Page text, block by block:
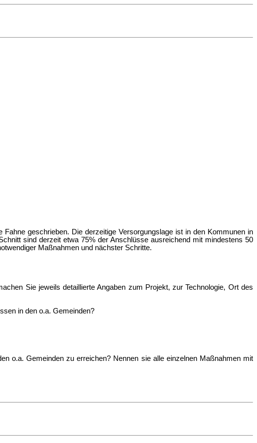
geschrieben. Die derzeitige Versorgungslage ist in den Kommunen in
sind derzeit etwa 75% der Anschlüsse ausreichend mit mindestens 50
Maßnahmen und nächster Schritte.
Sie jeweils detaillierte Angaben zum Projekt, zur Technologie, Ort des
in den o.a. Gemeinden?
o.a. Gemeinden zu erreichen? Nennen sie alle einzelnen Maßnahmen mit